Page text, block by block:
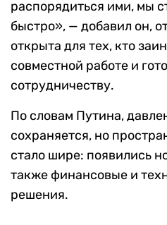
распорядиться ими, мы
быстро», — добавил он,
открыта для тех, кто
совместной работе и
сотрудничеству.
По словам Путина,
сохраняется, но
стало шире: появились
также финансовые и
решения.